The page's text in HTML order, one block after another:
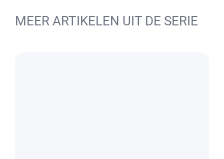
MEER ARTIKELEN UIT DE SERIE